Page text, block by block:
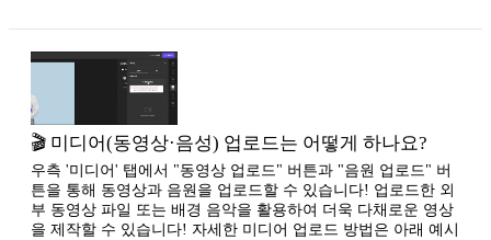
🎬 미디어(동영상·음성) 업로드는 어떻게 하나요?
우측 '미디어' 탭에서 "동영상 업로드" 버튼과 "음원 업로드" 버
튼을 통해 동영상과 음원을 업로드할 수 있습니다! 업로드한 외
부 동영상 파일 또는 배경 음악을 활용하여 더욱 다채로운 영상
을 제작할 수 있습니다! 자세한 미디어 업로드 방법은 아래 예시